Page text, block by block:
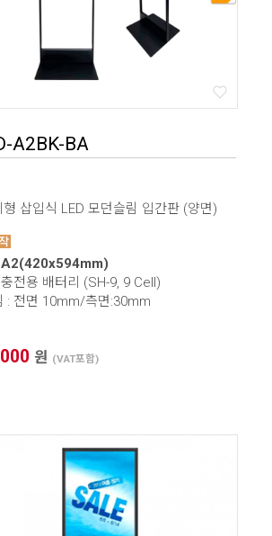
A2BK-BA
형 삽입식 LED 모던슬림 입간판 (양면)
A2(420x594mm)
전용 배터리 (SH-9, 9 Cell)
: 전면 10mm/측면:30mm
원 (VAT포함)